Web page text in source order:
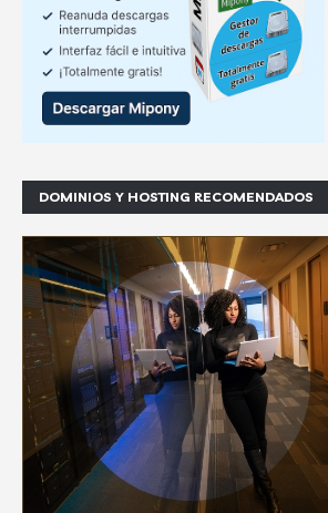
DOMINIOS Y HOSTING RECOMENDADOS